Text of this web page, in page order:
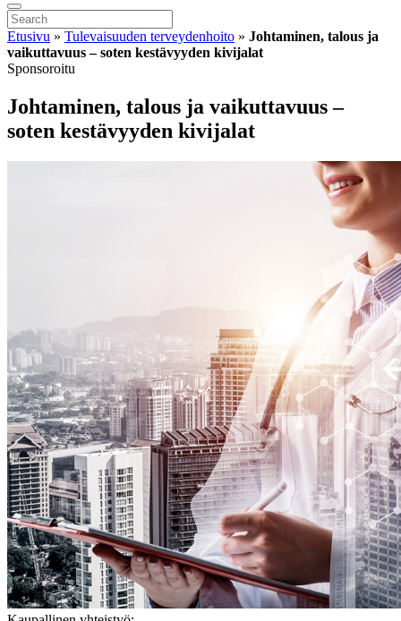
Etusivu » Tulevaisuuden terveydenhoito » Johtaminen, talous ja
vaikuttavuus – soten kestävyyden kivijalat
Sponsoroitu
Johtaminen, talous ja vaikuttavuus –
soten kestävyyden kivijalat